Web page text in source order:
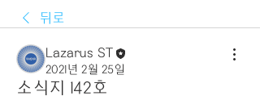
뒤로
Lazarus ST
2021년 2월 25일
소식지 142호